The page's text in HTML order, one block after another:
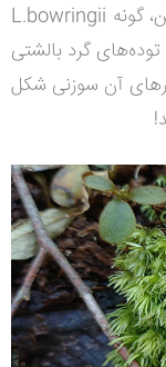
یکی دیگر از محبوب‌ترین انواع خزه‌های کاشن، گونه L.bowringii
گرد بالشتی
آن سوزنی شکل